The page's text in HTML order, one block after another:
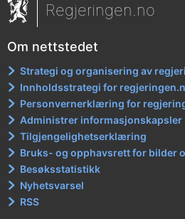
Regjeringen.no
Om nettstedet
Strategi og organisering av
Innholdsstrategi for
Personvernerklæring for
Administrer informasjonskapsler
Tilgjengelighetserklæring
Bruks- og opphavsrett for bilder
Besøksstatistikk
Nyhetsvarsel
RSS